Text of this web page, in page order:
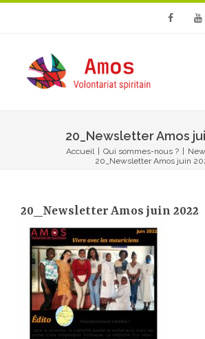
20_Newsletter Amos
Accueil Qui sommes-nous ?
20_Newsletter Amos juin
20_Newsletter Amos juin 2022